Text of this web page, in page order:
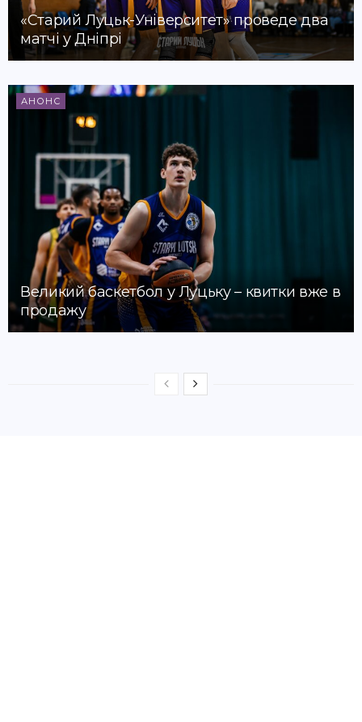
«Старий Луцьк-Університет» проведе два
матчі у Дніпрі
АНОНС
Великий баскетбол у Луцьку – квитки вже в
продажу